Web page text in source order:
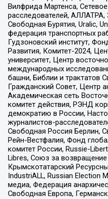
Вилфрида Мартенса,
расследователей,
Свободная Бурятия, Uralic,
федерация транспортных
Гудзоновский институт,
Развития, Комитет-2024,
университет, Центр
международных
башни, Библии и трактатов
Гражданский Совет, Центр
Академическая сеть
комитет действия, РЭНД
демократию в России,
журналистов-
Свободная Россия Берлин,
Рейн-Вестфалия, Фонд
комитет России, Russie-
Libres, Союз за возвращение
Крымскотатарский
IndustriALL, Russian Election
медиа, Федерация
Свободная Европа,